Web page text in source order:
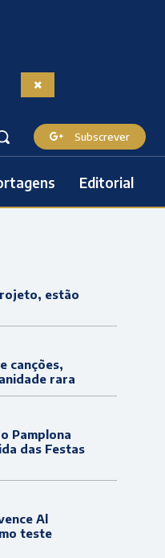
Subscrever
Editorial
estão
canções,
rara
Pamplona
das Festas
Al
teste